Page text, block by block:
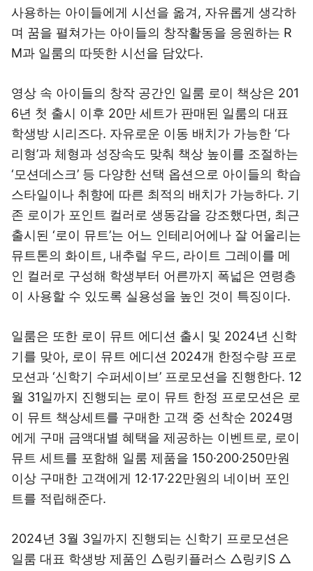
사용하는 아이들에게 시선을 옮겨, 자유롭게 생각하
며 꿈을 펼쳐가는 아이들의 창작활동을 응원하는 R
M과 일룸의 따뜻한 시선을 담았다.
영상 속 아이들의 창작 공간인 일룸 로이 책상은 201
6년 첫 출시 이후 20만 세트가 판매된 일룸의 대표
학생방 시리즈다. 자유로운 이동 배치가 가능한 ‘다
리형’과 체형과 성장속도 맞춰 책상 높이를 조절하는
‘모션데스크’ 등 다양한 선택 옵션으로 아이들의 학습
스타일이나 취향에 따른 최적의 배치가 가능하다. 기
존 로이가 포인트 컬러로 생동감을 강조했다면, 최근
출시된 ‘로이 뮤트’는 어느 인테리어에나 잘 어울리는
뮤트톤의 화이트, 내추럴 우드, 라이트 그레이를 메
인 컬러로 구성해 학생부터 어른까지 폭넓은 연령층
이 사용할 수 있도록 실용성을 높인 것이 특징이다.
일룸은 또한 로이 뮤트 에디션 출시 및 2024년 신학
기를 맞아, 로이 뮤트 에디션 2024개 한정수량 프로
모션과 ‘신학기 수퍼세이브’ 프로모션을 진행한다. 12
월 31일까지 진행되는 로이 뮤트 한정 프로모션은 로
이 뮤트 책상세트를 구매한 고객 중 선착순 2024명
에게 구매 금액대별 혜택을 제공하는 이벤트로, 로이
뮤트 세트를 포함해 일룸 제품을 150·200·250만원
이상 구매한 고객에게 12·17·22만원의 네이버 포인
트를 적립해준다.
2024년 3월 3일까지 진행되는 신학기 프로모션은
일룸 대표 학생방 제품인 △링키플러스 △링키S △